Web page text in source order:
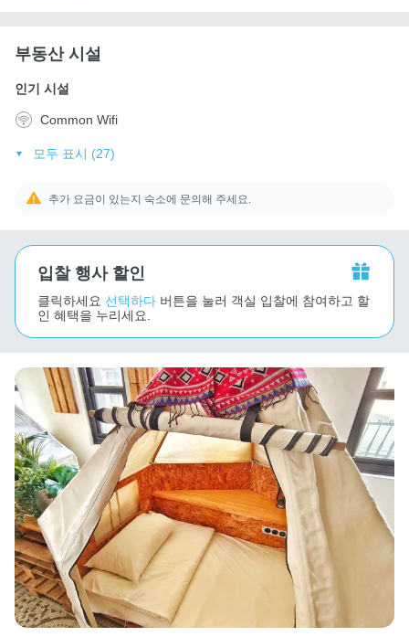
부동산 시설
인기 시설
Common Wifi
모두 표시 (27)
추가 요금이 있는지 숙소에 문의해 주세요.
입찰 행사 할인
클릭하세요 선택하다 버튼을 눌러 객실 입찰에 참여하고 할
인 혜택을 누리세요.